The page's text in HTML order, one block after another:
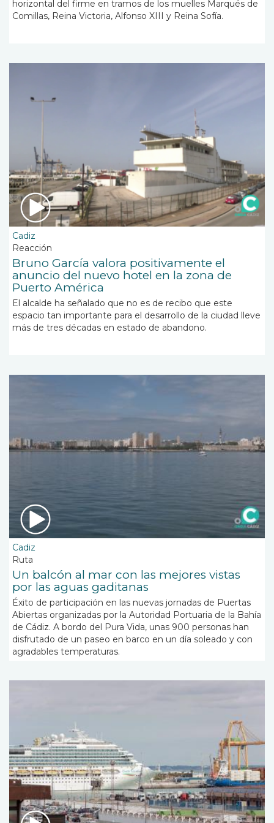
horizontal del firme en tramos de los muelles Marqués de
Comillas, Reina Victoria, Alfonso XIII y Reina Sofía.
Cadiz
Reacción
Bruno García valora positivamente el
anuncio del nuevo hotel en la zona de
Puerto América
El alcalde ha señalado que no es de recibo que este
espacio tan importante para el desarrollo de la ciudad lleve
más de tres décadas en estado de abandono.
Cadiz
Ruta
Un balcón al mar con las mejores vistas
por las aguas gaditanas
Éxito de participación en las nuevas jornadas de Puertas
Abiertas organizadas por la Autoridad Portuaria de la Bahía
de Cádiz. A bordo del Pura Vida, unas 900 personas han
disfrutado de un paseo en barco en un día soleado y con
agradables temperaturas.